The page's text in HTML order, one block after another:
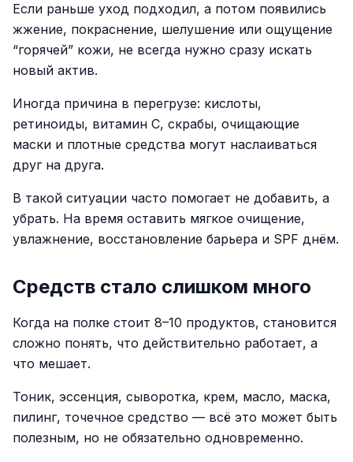
Если раньше уход подходил, а потом появились
жжение, покраснение, шелушение или ощущение
“горячей” кожи, не всегда нужно сразу искать
новый актив.
Иногда причина в перегрузе: кислоты,
ретиноиды, витамин C, скрабы, очищающие
маски и плотные средства могут наслаиваться
друг на друга.
В такой ситуации часто помогает не добавить, а
убрать. На время оставить мягкое очищение,
увлажнение, восстановление барьера и SPF днём.
Средств стало слишком много
Когда на полке стоит 8–10 продуктов, становится
сложно понять, что действительно работает, а
что мешает.
Тоник, эссенция, сыворотка, крем, масло, маска,
пилинг, точечное средство — всё это может быть
полезным, но не обязательно одновременно.